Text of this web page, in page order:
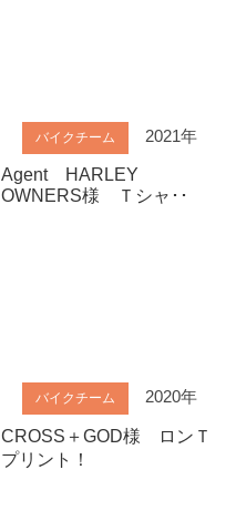
バイクチーム 2021年
Agent HARLEY
OWNERS様 Ｔシャ･･
バイクチーム 2020年
CROSS＋GOD様 ロンＴ
プリント！